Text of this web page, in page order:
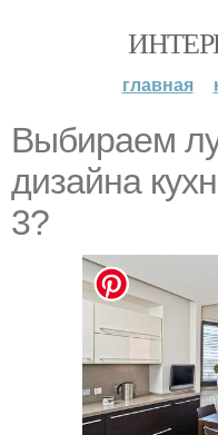
главная
Выбираем
дизайна
3?